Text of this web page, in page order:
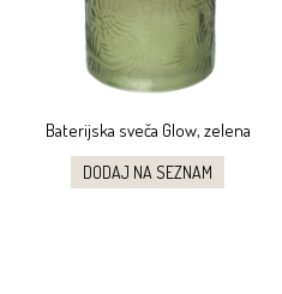
Baterijska sveča Glow, zelena
DODAJ NA SEZNAM